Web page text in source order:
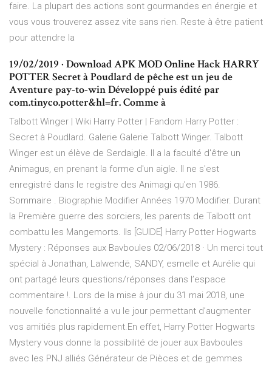
faire. La plupart des actions sont gourmandes en énergie et
vous vous trouverez assez vite sans rien. Reste à être patient
pour attendre la
19/02/2019 · Download APK MOD Online Hack HARRY
POTTER Secret à Poudlard de pêche est un jeu de
Aventure pay-to-win Développé puis édité par
com.tinyco.potter&hl=fr. Comme à
Talbott Winger | Wiki Harry Potter | Fandom Harry Potter :
Secret à Poudlard. Galerie Galerie Talbott Winger. Talbott
Winger est un élève de Serdaigle. Il a la faculté d'être un
Animagus, en prenant la forme d'un aigle. Il ne s'est
enregistré dans le registre des Animagi qu'en 1986.
Sommaire . Biographie Modifier Années 1970 Modifier. Durant
la Première guerre des sorciers, les parents de Talbott ont
combattu les Mangemorts. Ils [GUIDE] Harry Potter Hogwarts
Mystery : Réponses aux Bavboules 02/06/2018 · Un merci tout
spécial à Jonathan, Lalwendë, SANDY, esmelle et Aurélie qui
ont partagé leurs questions/réponses dans l’espace
commentaire !. Lors de la mise à jour du 31 mai 2018, une
nouvelle fonctionnalité a vu le jour permettant d’augmenter
vos amitiés plus rapidement.En effet, Harry Potter Hogwarts
Mystery vous donne la possibilité de jouer aux Bavboules
avec les PNJ alliés Générateur de Pièces et de gemmes